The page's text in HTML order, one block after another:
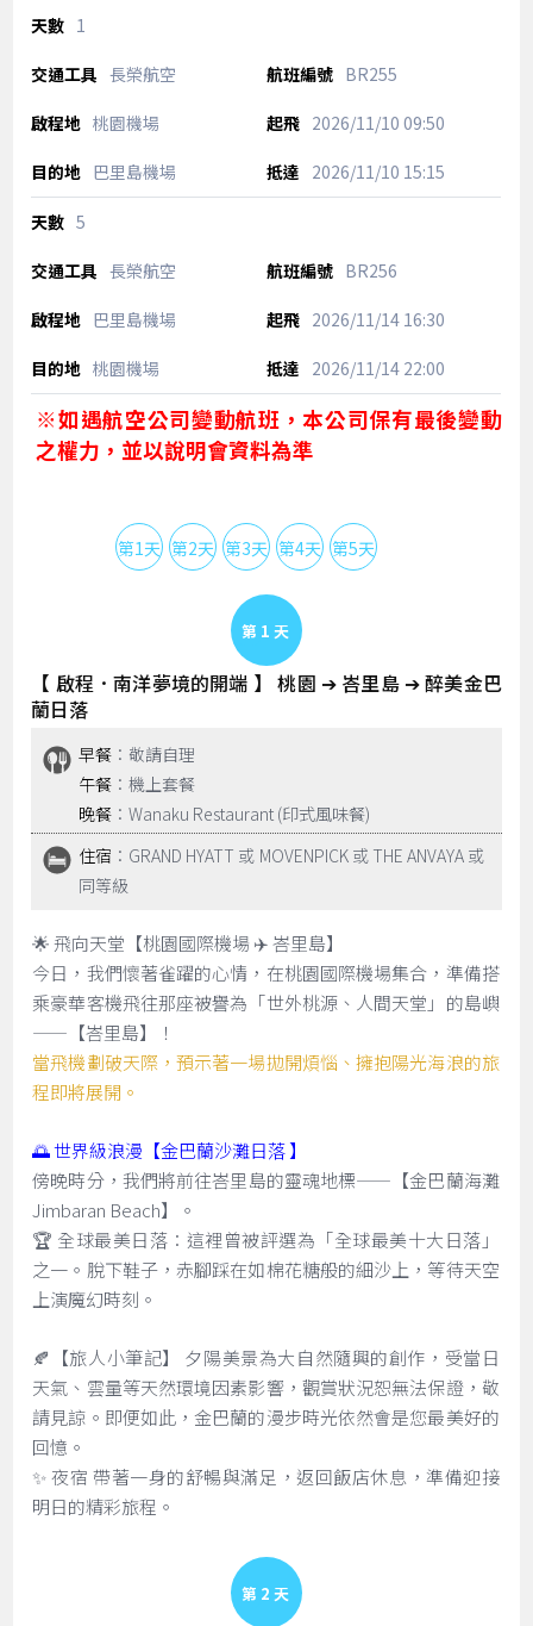
1
長榮航空 BR255
桃園機場 2026/11/10 09:50
巴里島機場 2026/11/10 15:15
5
長榮航空 BR256
巴里島機場 2026/11/1416:30
桃園機場 2026/11/1422:00
※如遇航空公司變動航班，本公司保有最後變動
之權力，並以說明會資料為準
第1天 第2天 第3天 第4天 第5天
Day 1
【 啟程．南洋夢境的開端 】 桃園 ➔ 峇里島 ➔ 醉美金巴
蘭日落
早餐 ：敬請自理
午餐 ：機上套餐
晚餐 ：Wanaku Restaurant (印式風味餐)
住宿 ：GRAND HYATT 或 MOVENPICK 或 THE ANVAYA 或
同等級
🌟 飛向天堂【桃園國際機場 ✈️ 峇里島】
今日，我們懷著雀躍的心情，在桃園國際機場集合，準備搭
乘豪華客機飛往那座被譽為「世外桃源、人間天堂」的島嶼
——【峇里島】！
當飛機劃破天際，預示著一場拋開煩惱、擁抱陽光海浪的旅
程即將展開。
🌅 世界級浪漫【金巴蘭沙灘日落 】
傍晚時分，我們將前往峇里島的靈魂地標——【金巴蘭海灘
Jimbaran Beach】。
🏆 全球最美日落：這裡曾被評選為「全球最美十大日落」
之一。脫下鞋子，赤腳踩在如棉花糖般的細沙上，等待天空
上演魔幻時刻。
🍂【旅人小筆記】 夕陽美景為大自然隨興的創作，受當日
天氣、雲量等天然環境因素影響，觀賞狀況恕無法保證，敬
請見諒。即便如此，金巴蘭的漫步時光依然會是您最美好的
回憶。
✨ 夜宿 帶著一身的舒暢與滿足，返回飯店休息，準備迎接
明日的精彩旅程。
Day 2